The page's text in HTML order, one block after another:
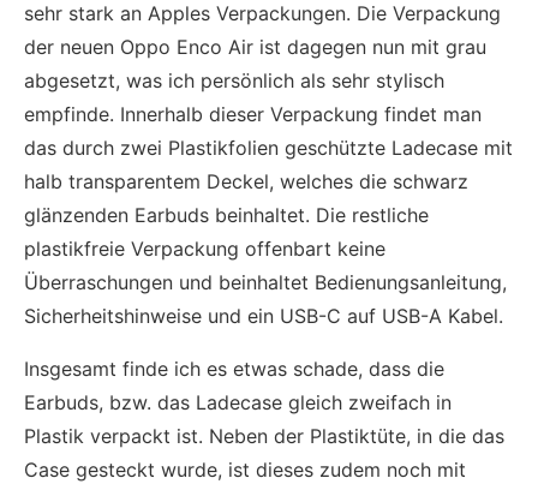
sehr stark an Apples Verpackungen. Die Verpackung
der neuen Oppo Enco Air ist dagegen nun mit grau
abgesetzt, was ich persönlich als sehr stylisch
empfinde. Innerhalb dieser Verpackung findet man
das durch zwei Plastikfolien geschützte Ladecase mit
halb transparentem Deckel, welches die schwarz
glänzenden Earbuds beinhaltet. Die restliche
plastikfreie Verpackung offenbart keine
Überraschungen und beinhaltet Bedienungsanleitung,
Sicherheitshinweise und ein USB-C auf USB-A Kabel.
Insgesamt finde ich es etwas schade, dass die
Earbuds, bzw. das Ladecase gleich zweifach in
Plastik verpackt ist. Neben der Plastiktüte, in die das
Case gesteckt wurde, ist dieses zudem noch mit